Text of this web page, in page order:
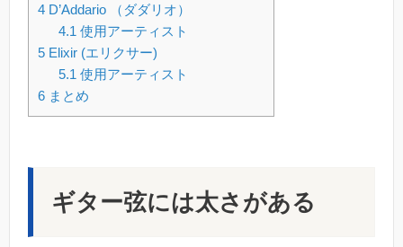
4 D’Addario （ダダリオ）
4.1 使用アーティスト
5 Elixir (エリクサー)
5.1 使用アーティスト
6 まとめ
ギター弦には太さがある